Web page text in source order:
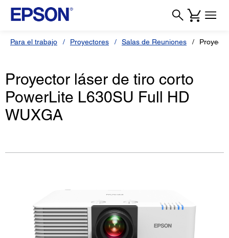
Para el trabajo Proyectores Salas de Reuniones
Proyector láser de tiro corto
PowerLite L630SU Full HD
WUXGA